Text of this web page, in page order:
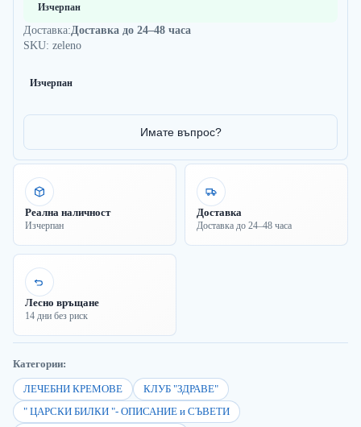
Изчерпан
Доставка:Доставка до 24–48 часа
SKU: zeleno
Изчерпан
Имате въпрос?
Реална наличност
Изчерпан
Доставка
Доставка до 24–48 часа
Лесно връщане
14 дни без риск
Категории:
ЛЕЧЕБНИ КРЕМОВЕ
КЛУБ "ЗДРАВЕ"
" ЦАРСКИ БИЛКИ "- ОПИСАНИЕ и СЪВЕТИ